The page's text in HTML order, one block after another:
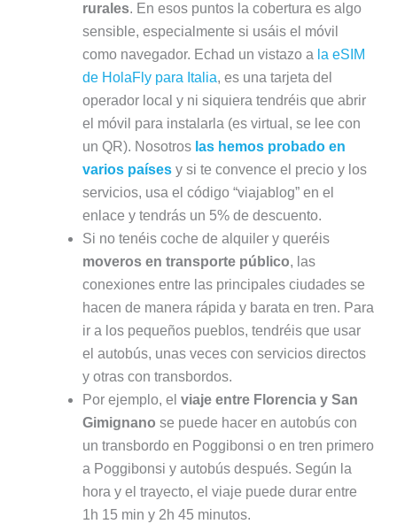
rurales. En esos puntos la cobertura es algo
sensible, especialmente si usáis el móvil
como navegador. Echad un vistazo a la eSIM
de HolaFly para Italia, es una tarjeta del
operador local y ni siquiera tendréis que abrir
el móvil para instalarla (es virtual, se lee con
un QR). Nosotros las hemos probado en
varios paísesy si te convence el precio y los
servicios, usa el código “viajablog” en el
enlace y tendrás un 5% de descuento.
Si no tenéis coche de alquiler y queréis
moveros en transporte público, las
conexiones entre las principales ciudades se
hacen de manera rápida y barata en tren. Para
ir a los pequeños pueblos, tendréis que usar
el autobús, unas veces con servicios directos
y otras con transbordos.
Por ejemplo, el viaje entre Florencia y San
Gimignano se puede hacer en autobús con
un transbordo en Poggibonsi o en tren primero
a Poggibonsi y autobús después. Según la
hora y el trayecto, el viaje puede durar entre
1h 15 min y 2h 45 minutos.